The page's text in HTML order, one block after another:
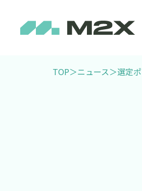
TOP＞ニュース＞選定